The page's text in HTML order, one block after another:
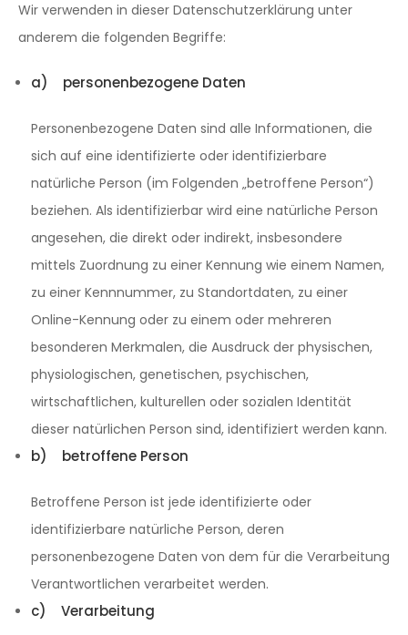
Wir verwenden in dieser Datenschutzerklärung unter
anderem die folgenden Begriffe:
a) personenbezogene Daten
Personenbezogene Daten sind alle Informationen, die
sich auf eine identifizierte oder identifizierbare
natürliche Person (im Folgenden „betroffene Person“)
beziehen. Als identifizierbar wird eine natürliche Person
angesehen, die direkt oder indirekt, insbesondere
mittels Zuordnung zu einer Kennung wie einem Namen,
zu einer Kennnummer, zu Standortdaten, zu einer
Online-Kennung oder zu einem oder mehreren
besonderen Merkmalen, die Ausdruck der physischen,
physiologischen, genetischen, psychischen,
wirtschaftlichen, kulturellen oder sozialen Identität
dieser natürlichen Person sind, identifiziert werden kann.
b) betroffene Person
Betroffene Person ist jede identifizierte oder
identifizierbare natürliche Person, deren
personenbezogene Daten von dem für die Verarbeitung
Verantwortlichen verarbeitet werden.
c) Verarbeitung